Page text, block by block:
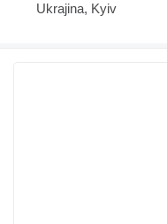
Ukrajina, Kyiv